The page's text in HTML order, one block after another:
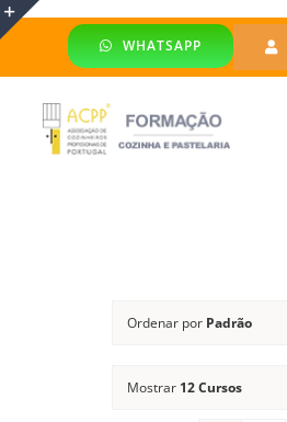
Skip
WHATSAPP
Financiado
Ordenar por Padrão
Mostrar 12 Cursos